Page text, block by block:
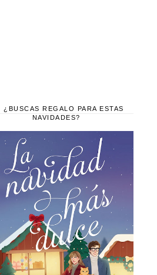
¿BUSCAS REGALO PARA ESTAS
NAVIDADES?